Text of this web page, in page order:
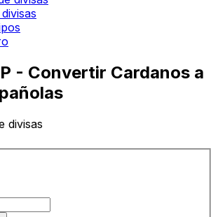
- Convertir Cardanos a
divisas